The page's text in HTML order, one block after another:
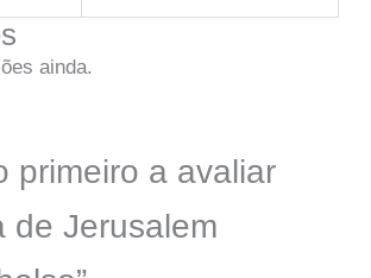
ainda.
primeiro a avaliar
de Jerusalem